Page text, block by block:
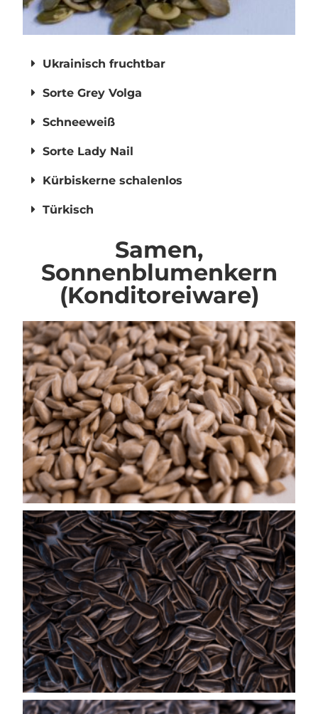
Ukrainisch fruchtbar
Sorte Grey Volga
Schneeweiß
Sorte Lady Nail
Kürbiskerne schalenlos
Türkisch
Samen,
Sonnenblumenkern
(Konditoreiware)